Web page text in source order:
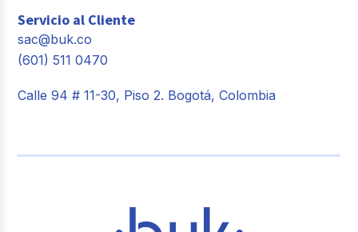
Servicio al Cliente
sac@buk.co
(601) 511 0470
Calle 94 # 11-30, Piso 2. Bogotá, Colombia